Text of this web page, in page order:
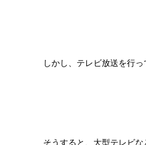
しかし、テレビ放送を行
そうすると、大型テレビ